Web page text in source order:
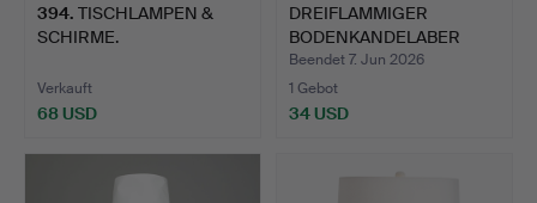
394. TISCHLAMPEN &
SCHIRME.
Verkauft
68 USD
DREIFLAMMIGER
BODENKANDELABER
SOWIE EIN PA…
Beendet 7. Jun 2026
1 Gebot
34 USD